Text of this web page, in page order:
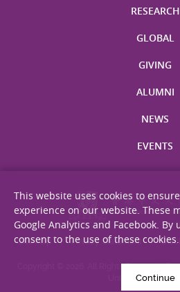
RESEARCH
GLOBAL
GIVING
ALUMNI
NEWS
EVENTS
Site Map Privacy Statement
Copyright © 2026. All Rights Reserved.
University of Hong
This website uses cookies to
experience on our website. These
Google Analytics and Facebook.
consent to the use of these cookies.
Continue